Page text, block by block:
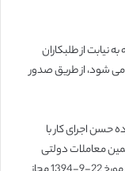
نیابت از طلبکاران
شود، از طریق صدور
حسن اجرای کار با
ماده (6) آیین نامه تضمین معاملات دولتی